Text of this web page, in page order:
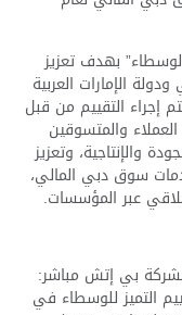
بهدف تعزيز
الإمارات العربية
إجراء التقييم من قبل
العملاء والمتسوقين
والإنتاجية، وتعزيز
سوق دبي المالي،
عبر المؤسسات.
بي إتش مباشر:
5 نجوم في تقييم التميز للوسطاء في